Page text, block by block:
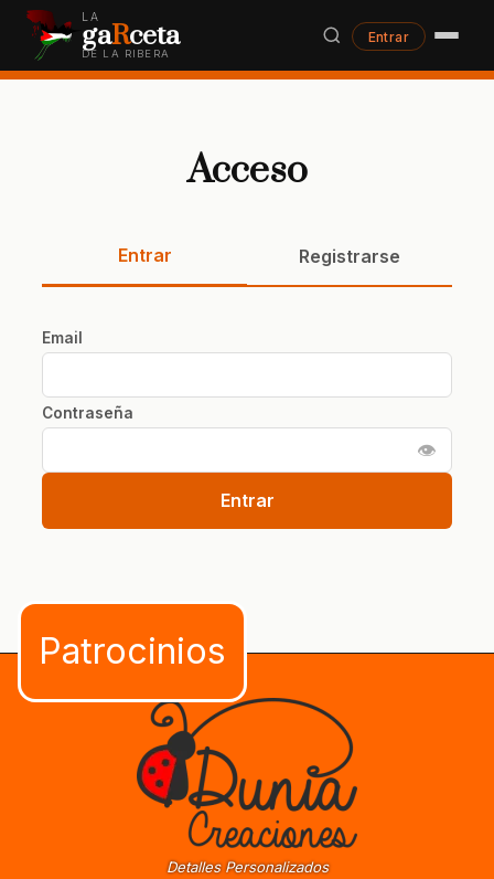
LA
gaRceta
DE LA RIBERA
Entrar
Acceso
Entrar Registrarse
Email
Contraseña
👁
Entrar
Detalles Personalizados